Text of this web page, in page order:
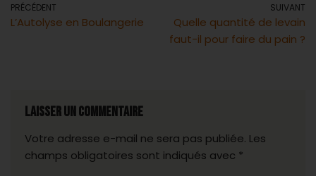
PRÉCÉDENT
L’Autolyse en Boulangerie
SUIVANT
Quelle quantité de levain
faut-il pour faire du pain ?
Laisser un commentaire
Votre adresse e-mail ne sera pas publiée. Les
champs obligatoires sont indiqués avec *
A
lt